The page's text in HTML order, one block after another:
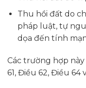
Thu hồi đất do
pháp luật, tự
dọa đến tính
Các trường hợp
61, Điều 62, Điều 64